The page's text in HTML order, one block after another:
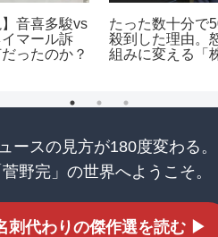
】音喜多駿vs
マール訴
ったのか？
たった数十分で
殺到した理由。
組みに変える「
ースの見方が180度変わる。
菅野完」の世界へようこそ。
刺代わりの傑作選を読む ▶